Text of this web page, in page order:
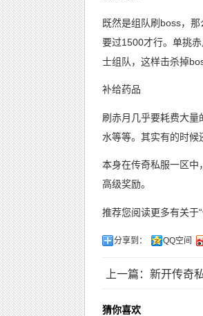
既然是组队刷boss，
要过1500才行。单挑
士组队，这样击杀掉
补给药品
刷赤月几乎要耗费大
水等等。其实有的时候
本身在传奇私服一区中
高级奖励。
推荐您阅读更多有关于“
分享到： QQ空间
上一篇：新开传奇
猜你喜欢